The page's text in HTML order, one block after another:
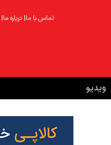
تماس با ما| درباره ما|
ویدیو